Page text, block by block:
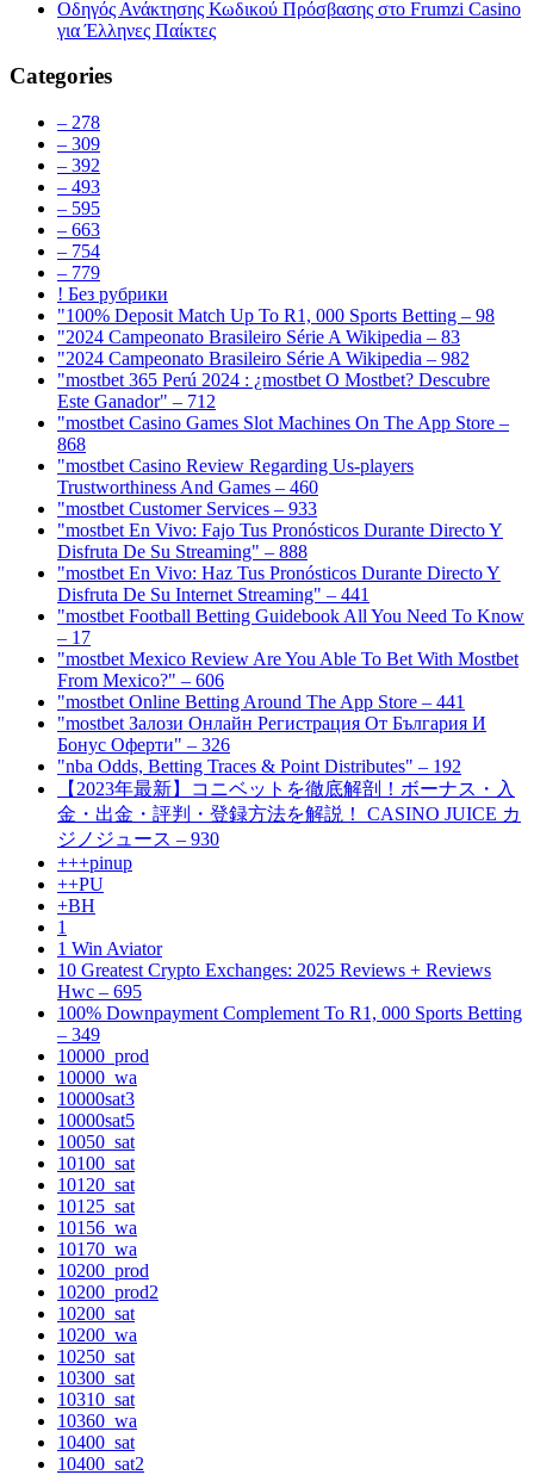
Οδηγός Ανάκτησης Κωδικού Πρόσβασης στο Frumzi Casino
για Έλληνες Παίκτες
Categories
– 278
– 309
– 392
– 493
– 595
– 663
– 754
– 779
! Без рубрики
"100% Deposit Match Up To R1, 000 Sports Betting – 98
"2024 Campeonato Brasileiro Série A Wikipedia – 83
"2024 Campeonato Brasileiro Série A Wikipedia – 982
"mostbet 365 Perú 2024 ️: ¿mostbet O Mostbet? Descubre
Este Ganador" – 712
"‎mostbet Casino Games Slot Machines On The App Store –
868
"mostbet Casino Review Regarding Us-players
Trustworthiness And Games – 460
"mostbet Customer Services – 933
"mostbet En Vivo: Fajo Tus Pronósticos Durante Directo Y
Disfruta De Su Streaming" – 888
"mostbet En Vivo: Haz Tus Pronósticos Durante Directo Y
Disfruta De Su Internet Streaming" – 441
"mostbet Football Betting Guidebook All You Need To Know
– 17
"mostbet Mexico Review Are You Able To Bet With Mostbet
From Mexico?" – 606
"‎mostbet Online Betting Around The App Store – 441
"mostbet Залози Онлайн Регистрация От България И
Бонус Оферти" – 326
"nba Odds, Betting Traces & Point Distributes" – 192
【2023年最新】コニベットを徹底解剖！ボーナス・入
金・出金・評判・登録方法を解説！ CASINO JUICE カ
ジノジュース – 930
+++pinup
++PU
+BH
1
1 Win Aviator
10 Greatest Crypto Exchanges: 2025 Reviews + Reviews
Hwc – 695
100% Downpayment Complement To R1, 000 Sports Betting
– 349
10000_prod
10000_wa
10000sat3
10000sat5
10050_sat
10100_sat
10120_sat
10125_sat
10156_wa
10170_wa
10200_prod
10200_prod2
10200_sat
10200_wa
10250_sat
10300_sat
10310_sat
10360_wa
10400_sat
10400_sat2